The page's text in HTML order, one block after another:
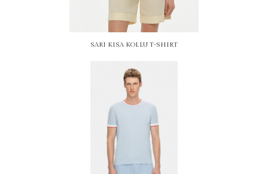
SARI KISA KOLLU T-SHIRT